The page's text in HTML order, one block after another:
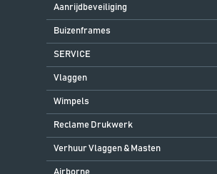
Aanrijdbeveiliging
Buizenframes
SERVICE
Vlaggen
Wimpels
Reclame Drukwerk
Verhuur Vlaggen & Masten